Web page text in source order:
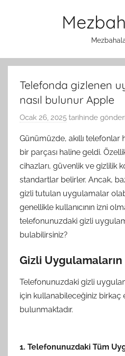
Telefonda gizlenen
nasıl bulunur Apple
Ocak 26, 2025 tarihinde
Günümüzde, akıllı telefonlar
bir parçası haline geldi.
cihazları, güvenlik ve gizlilik
standartlar belirler. Ancak,
gizli tutulan uygulamalar
genellikle kullanıcının izni
telefonunuzdaki gizli
bulabilirsiniz?
Gizli Uygulamaların
Telefonunuzdaki gizli
için kullanabileceğiniz birkaç
bulunmaktadır.
1. Telefonunuzdaki Tüm